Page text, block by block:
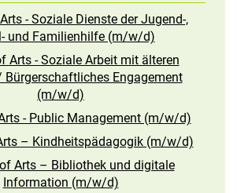
- Soziale Dienste der Jugend-,
und Familienhilfe (m/w/d)
Arts - Soziale Arbeit mit älteren
Bürgerschaftliches Engagement
(m/w/d)
- Public Management (m/w/d)
– Kindheitspädagogik (m/w/d)
Arts – Bibliothek und digitale
Information (m/w/d)